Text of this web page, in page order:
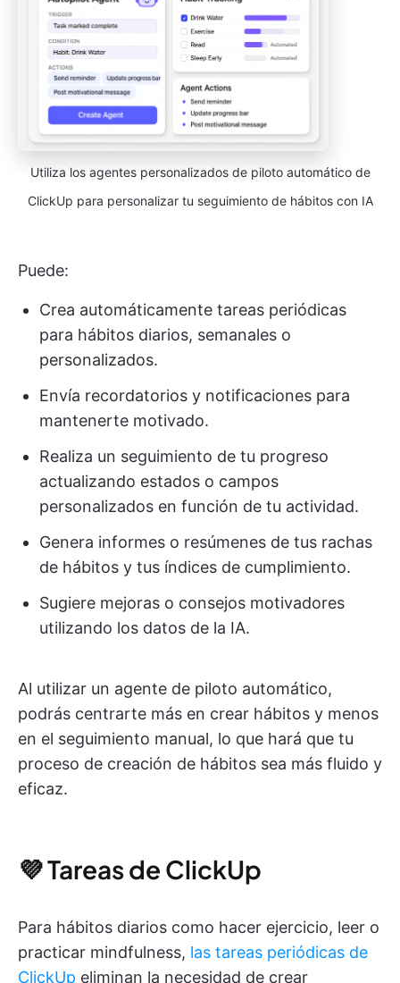
Utiliza los agentes personalizados de piloto automático de
ClickUp para personalizar tu seguimiento de hábitos con IA
Puede:
Crea automáticamente tareas periódicas
para hábitos diarios, semanales o
personalizados.
Envía recordatorios y notificaciones para
mantenerte motivado.
Realiza un seguimiento de tu progreso
actualizando estados o campos
personalizados en función de tu actividad.
Genera informes o resúmenes de tus rachas
de hábitos y tus índices de cumplimiento.
Sugiere mejoras o consejos motivadores
utilizando los datos de la IA.
Al utilizar un agente de piloto automático,
podrás centrarte más en crear hábitos y menos
en el seguimiento manual, lo que hará que tu
proceso de creación de hábitos sea más fluido y
eficaz.
💜 Tareas de ClickUp
Para hábitos diarios como hacer ejercicio, leer o
practicar mindfulness, las tareas periódicas de
ClickUp eliminan la necesidad de crear